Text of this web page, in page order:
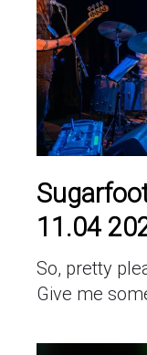
11.04
So, pretty
Give me